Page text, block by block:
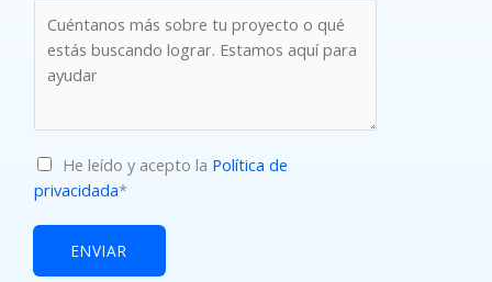
M
a
He leído y acepto la Política de
privacidada*
ENVIAR